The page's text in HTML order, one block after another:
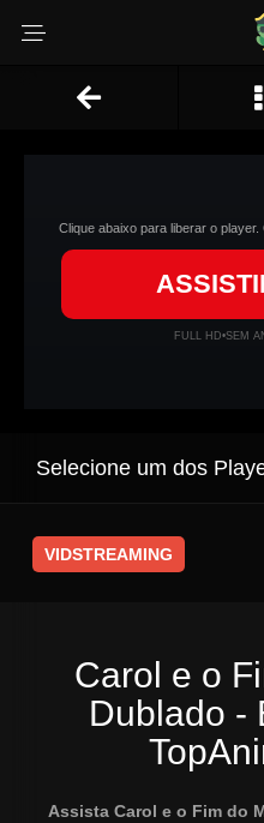
Clique abaixo para liberar o
FULL HD•SEM
Selecione um dos
VIDSTREAMING
Carol e o
Dublado -
Assista Carol e o Fim do